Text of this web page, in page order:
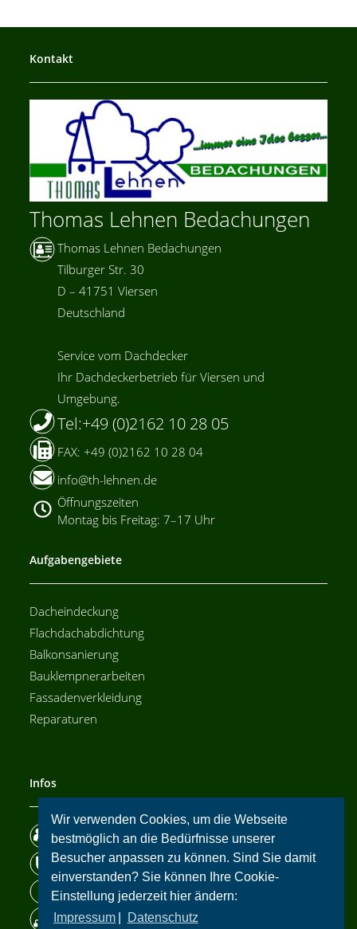
Wir verwenden Cookies, um die Webseite
bestmöglich an die Bedürfnisse unserer
Besucher anpassen zu können. Sind Sie damit
einverstanden? Sie können Ihre Cookie-
Einstellung jederzeit hier ändern:
Impressum
Datenschutz
Kontakt
Thomas Lehnen Bedachungen
Thomas Lehnen Bedachungen
Tilburger Str. 30
D – 41751 Viersen
Deutschland
Service vom Dachdecker
Ihr Dachdeckerbetrieb für Viersen und
Umgebung.
Tel:+49 (0)2162 10 28 05
FAX: +49 (0)2162 10 28 04
info@th-lehnen.de
Öffnungszeiten
Montag bis Freitag: 7–17 Uhr
Aufgabengebiete
Dacheindeckung
Flachdachabdichtung
Balkonsanierung
Bauklempnerarbeiten
Fassadenverkleidung
Reparaturen
Infos
Wir über uns
Datenschutz
Impressum
Sitemap